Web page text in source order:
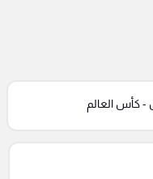
- كأس العالم